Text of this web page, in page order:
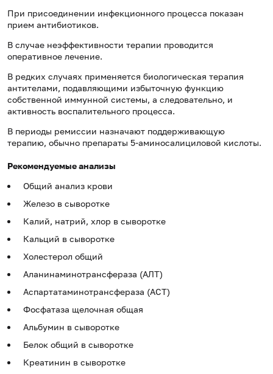
При присоединении инфекционного процесса показан
прием антибиотиков.
В случае неэффективности терапии проводится
оперативное лечение.
В редких случаях применяется биологическая терапия
антителами, подавляющими избыточную функцию
собственной иммунной системы, а следовательно, и
активность воспалительного процесса.
В периоды ремиссии назначают поддерживающую
терапию, обычно препараты 5-аминосалициловой кислоты.
Рекомендуемые анализы
Общий анализ крови
Железо в сыворотке
Калий, натрий, хлор в сыворотке
Кальций в сыворотке
Холестерол общий
Аланинаминотрансфераза (АЛТ)
Аспартатаминотрансфераза (АСТ)
Фосфатаза щелочная общая
Альбумин в сыворотке
Белок общий в сыворотке
Креатинин в сыворотке